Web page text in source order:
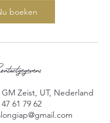
boeken
GM Zeist, UT, Nederland
61 79 62